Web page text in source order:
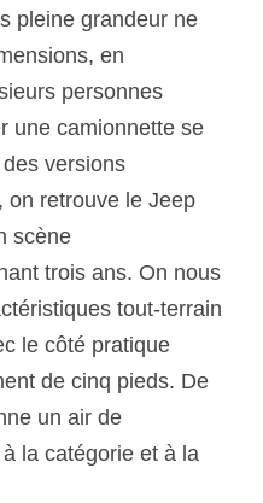
pleine grandeur ne
en
personnes
une camionnette se
versions
on retrouve le Jeep
scène
trois ans. On nous
tout-terrain
le côté pratique
de cinq pieds. De
un air de
la catégorie et à la